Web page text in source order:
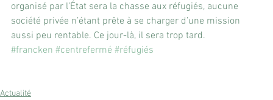
organisé par l’État sera la chasse aux réfugiés, aucune
société privée n’étant prête à se charger d’une mission
aussi peu rentable. Ce jour-là, il sera trop tard.
#francken #centrefermé #réfugiés
Actualité